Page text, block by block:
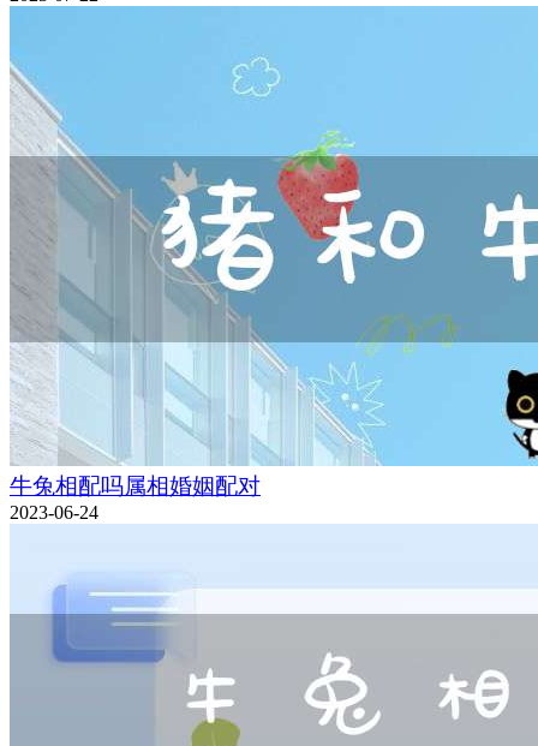
牛兔相配吗属相婚姻配对
2023-06-24